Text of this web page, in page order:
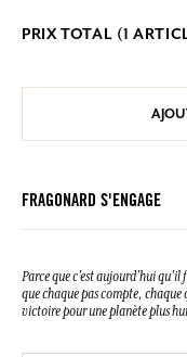
PRIX TOTAL (1
FRAGONARD S'ENGAGE
Parce que c’est aujourd’hui
que chaque pas compte, chaque
victoire pour une planète plus